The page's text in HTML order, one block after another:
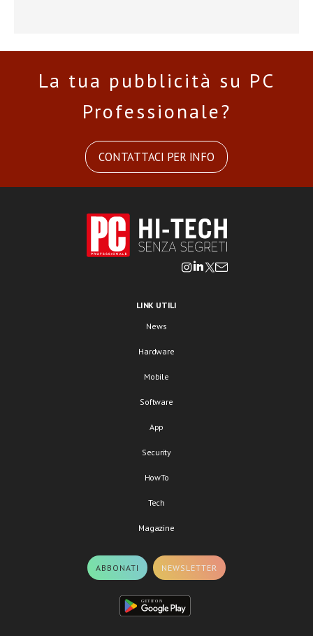
La tua pubblicità su PC
Professionale?
CONTATTACI PER INFO
LINK UTILI
News
Hardware
Mobile
Software
App
Security
HowTo
Tech
Magazine
ABBONATI NEWSLETTER